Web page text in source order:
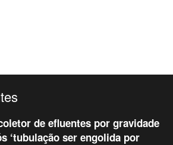
de efluentes por gravidade
‘tubulação ser engolida por